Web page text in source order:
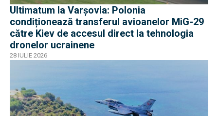
Ultimatum la Varșovia: Polonia
condiționează transferul avioanelor MiG-29
către Kiev de accesul direct la tehnologia
dronelor ucrainene
28 IULIE 2026